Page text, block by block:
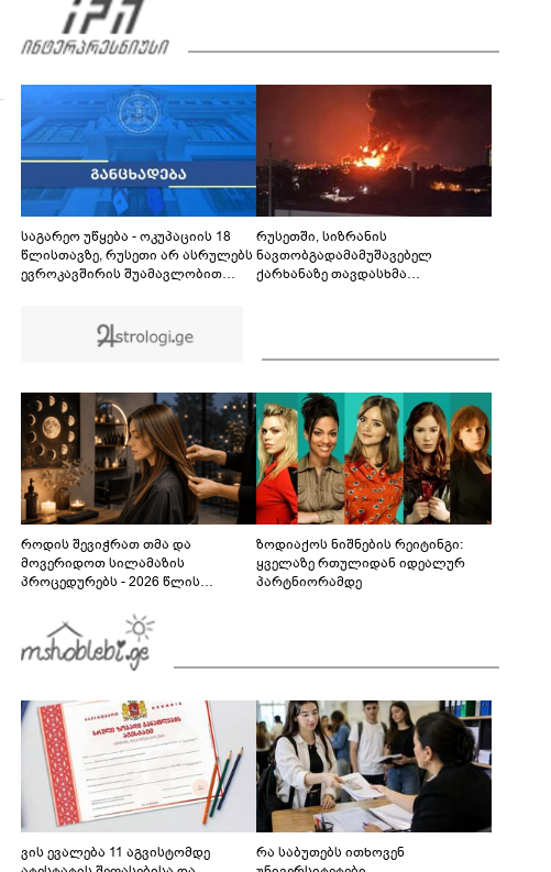
"მარშრუტკის" მძღოლს"
"ამ ვიდეოს ნახვის შემდეგ, როდესაც დავურეკე
გურამის დედას ცალსახად განაცხადა..." - რას
ამბობს ადვოკატი ტარიელ კაკაბაძე?
00:29
"- გათა***ბულო, წადი და დაწერე განცხადება
თუ დანაშაულს ჩავდივარ...- მემუქრები?" -
სოციალურ ქსელში სკანდალური კადრები
ვრცელდება
საგარეო უწყება - ოკუპაციის 18
წლისთავზე, რუსეთი არ ასრულებს
ევროკავშირის შუამავლობით
მეტიც, აფართოებს საკუთარ
უკანონო კონტროლს ოკუპირებულ
რუსეთში, სიზრანის
ნავთობგადამამუშავებელ
ქარხანაზე თავდასხმა
როდის შევიჭრათ თმა და
მოვერიდოთ სილამაზის
პროცედურებს - 2026 წლის
გზამკვლევი
ზოდიაქოს ნიშნების რეიტინგი:
ყველაზე რთულიდან იდეალურ
პარტნიორამდე
ვის ევალება 11 აგვისტომდე
რა საბუთებს ითხოვენ